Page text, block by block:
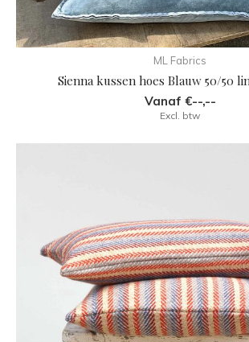
ML Fabrics
Sienna kussen hoes Blauw 50/50
Vanaf €--,--
Excl. btw